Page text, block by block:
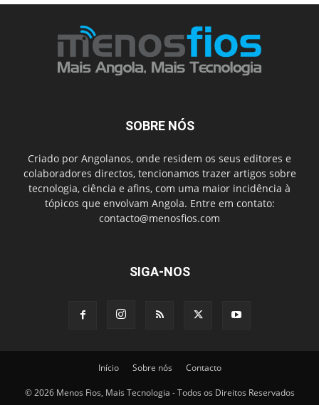
SOBRE NÓS
Criado por Angolanos, onde residem os seus editores e
colaboradores directos, tencionamos trazer artigos sobre
tecnologia, ciência e afins, com uma maior incidência à
tópicos que envolvam Angola. Entre em contato:
contacto@menosfios.com
SIGA-NOS
Início Sobre nós Contacto
© 2026 Menos Fios, Mais Tecnologia - Todos os Direitos Reservados